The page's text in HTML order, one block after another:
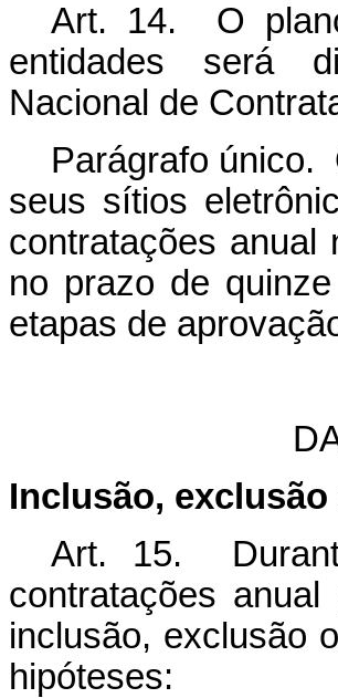
Art. 14. O
entidades será
Nacional de
Parágrafo único.
seus sítios
contratações anual
no prazo de
etapas de
Inclusão,
Art. 15.
contratações
inclusão, exclusão
hipóteses: